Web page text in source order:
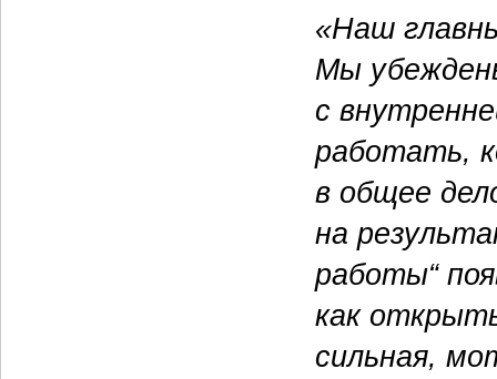
«Наш
Мы
с
работать,
в общее
на
работы“
как
сильная,